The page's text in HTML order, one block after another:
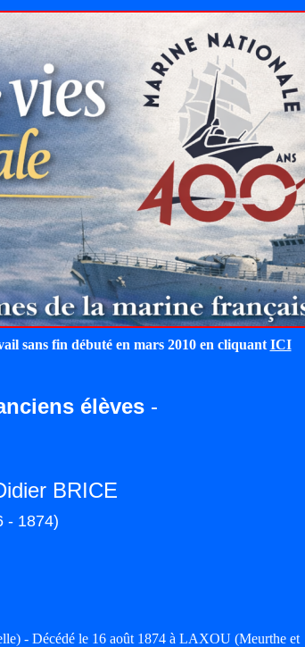
sans fin débuté en mars 2010 en cliquant ICI
élèves -
BRICE
- 1874)
- Décédé le 16 août 1874 à LAXOU (Meurthe et